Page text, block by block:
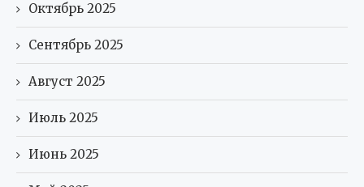
Октябрь 2025
Сентябрь 2025
Август 2025
Июль 2025
Июнь 2025